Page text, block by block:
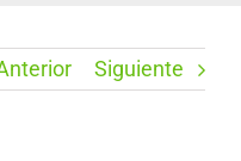
Siguiente